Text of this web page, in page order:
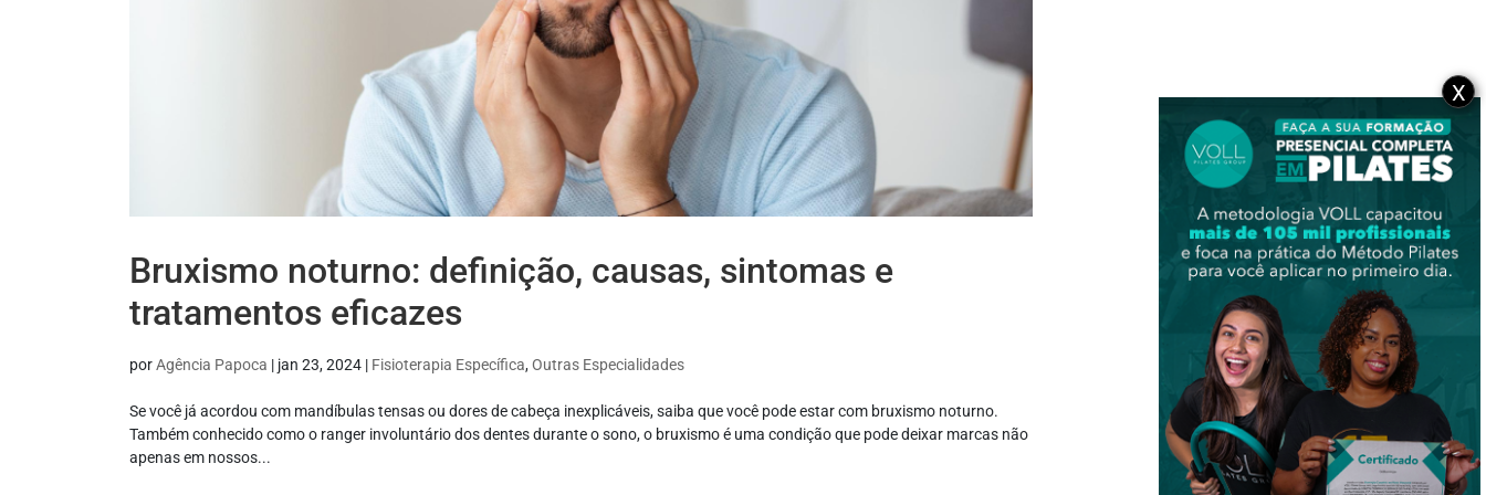
Bruxismo noturno: definição, causas, sintomas e
tratamentos eficazes
porAgência Papoca | jan 23, 2024 | Fisioterapia Específica,Outras Especialidades
Se você já acordou com mandíbulas tensas ou dores de cabeça inexplicáveis, saiba que você pode estar com bruxismo noturno.
Também conhecido como o ranger involuntário dos dentes durante o sono, o bruxismo é uma condição que pode deixar marcas não
apenas em nossos...
X